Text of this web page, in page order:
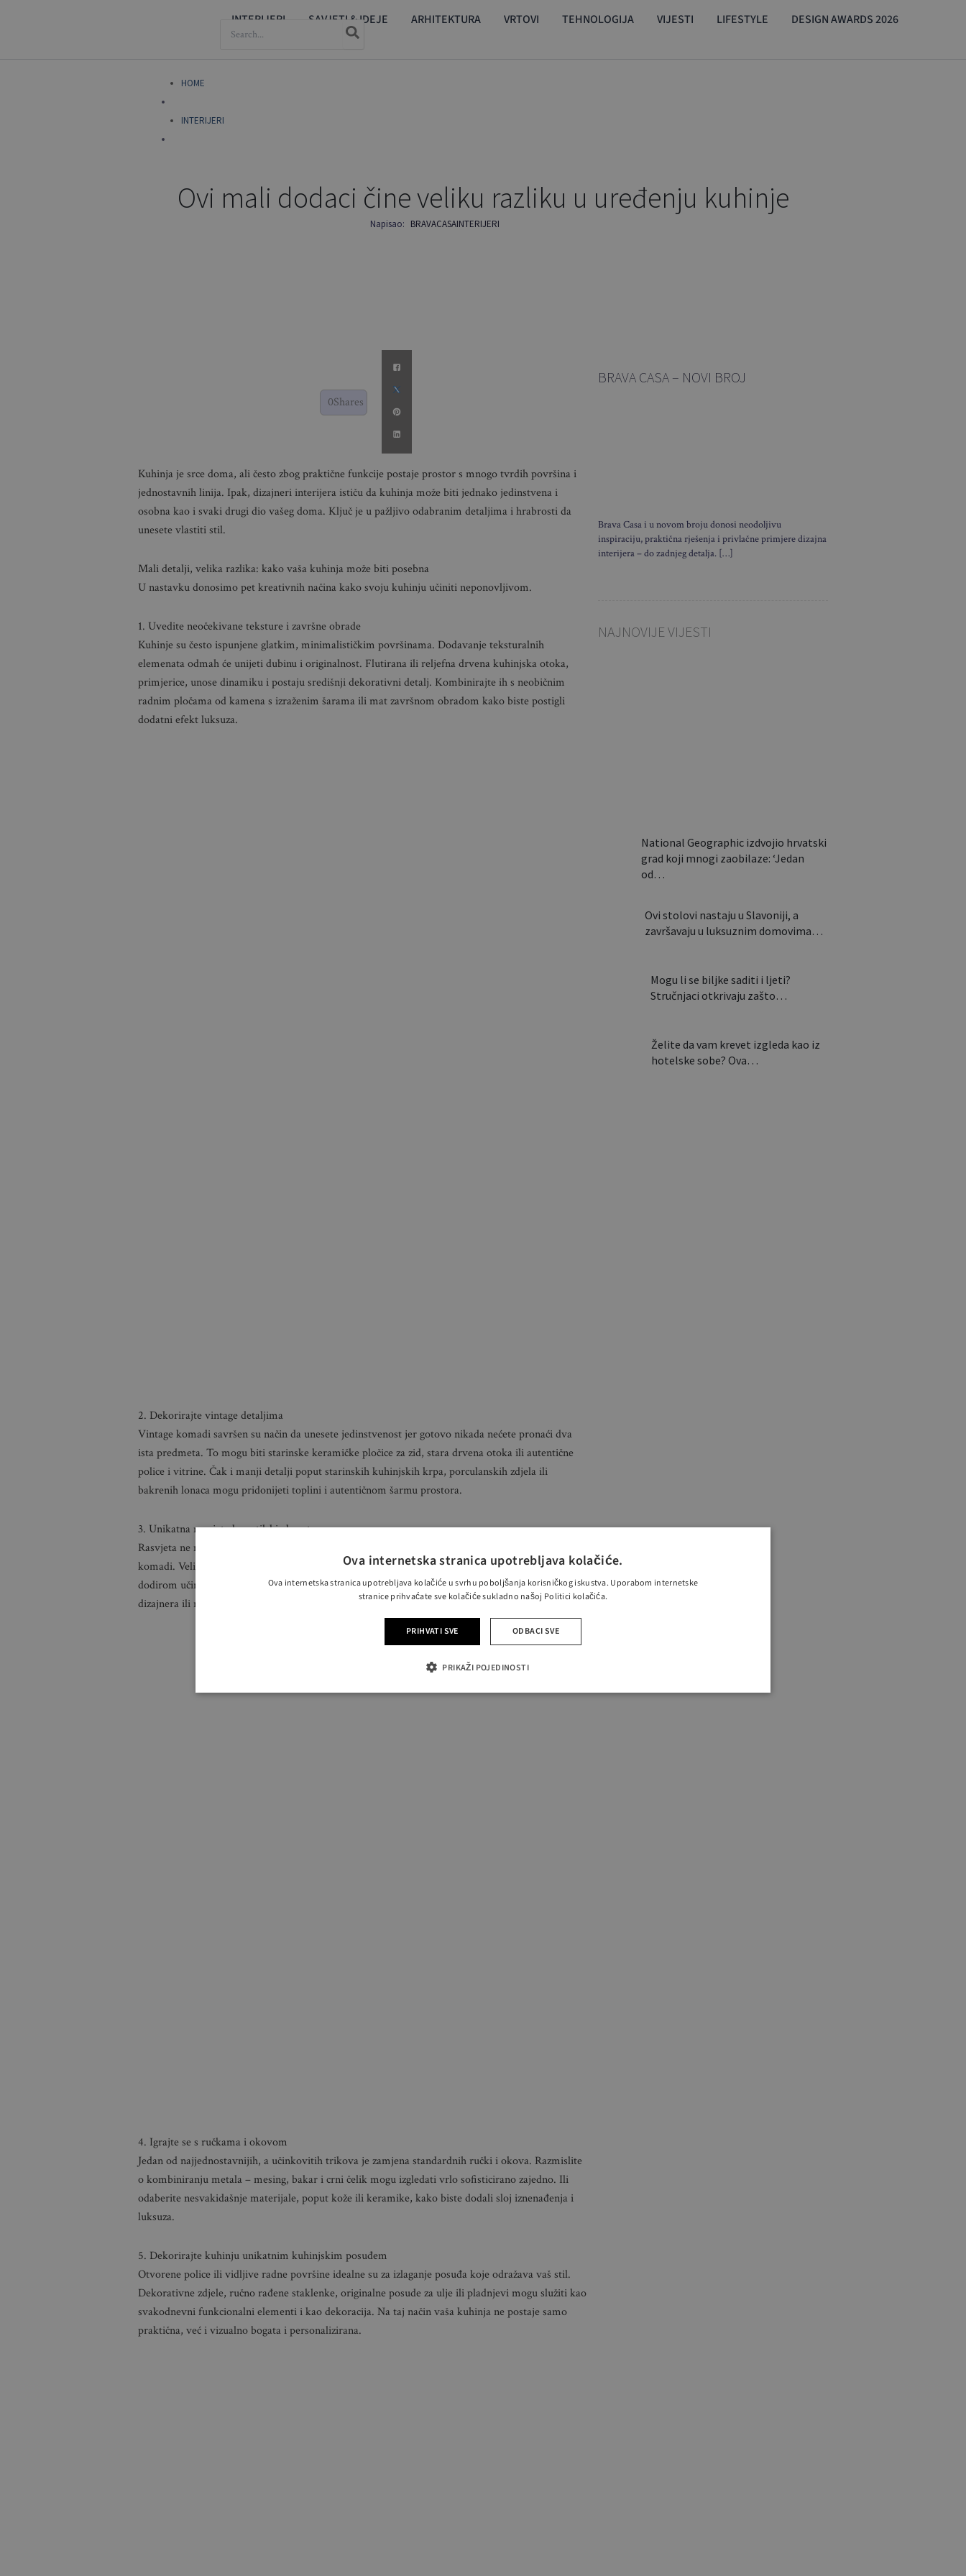
INTERIJERI SAVJETI & IDEJE ARHITEKTURA VRTOVI TEHNOLOGIJA VIJESTI LIFESTYLE DESIGN AWARDS 2026
FOR:
HOME
INTERIJERI
Ovi mali dodaci čine veliku razliku u uređenju kuhinje
Napisao: BRAVACASAINTERIJERI
0Shares
Kuhinja je srce doma, ali često zbog praktične funkcije postaje prostor s mnogo tvrdih površina i
jednostavnih linija. Ipak, dizajneri interijera ističu da kuhinja može biti jednako jedinstvena i
osobna kao i svaki drugi dio vašeg doma. Ključ je u pažljivo odabranim detaljima i hrabrosti da
unesete vlastiti stil.
Mali detalji, velika razlika: kako vaša kuhinja može biti posebna
U nastavku donosimo pet kreativnih načina kako svoju kuhinju učiniti neponovljivom.
1. Uvedite neočekivane teksture i završne obrade
Kuhinje su često ispunjene glatkim, minimalističkim površinama. Dodavanje teksturalnih
elemenata odmah će unijeti dubinu i originalnost. Flutirana ili reljefna drvena kuhinjska otoka,
primjerice, unose dinamiku i postaju središnji dekorativni detalj. Kombinirajte ih s neobičnim
radnim pločama od kamena s izraženim šarama ili mat završnom obradom kako biste postigli
dodatni efekt luksuza.
2. Dekorirajte vintage detaljima
Vintage komadi savršen su način da unesete jedinstvenost jer gotovo nikada nećete pronaći dva
ista predmeta. To mogu biti starinske keramičke pločice za zid, stara drvena otoka ili autentične
police i vitrine. Čak i manji detalji poput starinskih kuhinjskih krpa, porculanskih zdjela ili
bakrenih lonaca mogu pridonijeti toplini i autentičnom šarmu prostora.
3. Unikatna rasvjeta kao stilski akcent
Rasvjeta ne mora biti samo funkcionalna. Birajte lampe i lustere koji su ujedno dekorativni
komadi. Velike skulpturalne viseće lampe iznad kuhinjskog otoka ili zidne lampe s umjetničkim
dodirom učinit će prostor vizualno upečatljivijim. Dodatni plus je ako pronađete komade lokalnih
dizajnera ili ručno rađene lampe koje će biti prava mala umjetnička djela.
4. Igrajte se s ručkama i okovom
Jedan od najjednostavnijih, a učinkovitih trikova je zamjena standardnih ručki i okova. Razmislite
o kombiniranju metala – mesing, bakar i crni čelik mogu izgledati vrlo sofisticirano zajedno. Ili
odaberite nesvakidašnje materijale, poput kože ili keramike, kako biste dodali sloj iznenađenja i
luksuza.
5. Dekorirajte kuhinju unikatnim kuhinjskim posuđem
Otvorene police ili vidljive radne površine idealne su za izlaganje posuđa koje odražava vaš stil.
Dekorativne zdjele, ručno rađene staklenke, originalne posude za ulje ili pladnjevi mogu služiti kao
svakodnevni funkcionalni elementi i kao dekoracija. Na taj način vaša kuhinja ne postaje samo
praktična, već i vizualno bogata i personalizirana.
BRAVA CASA – NOVI BROJ
Brava Casa i u novom broju donosi neodoljivu
inspiraciju, praktična rješenja i privlačne primjere dizajna
interijera – do zadnjeg detalja. […]
NAJNOVIJE VIJESTI
National Geographic izdvojio hrvatski
grad koji mnogi zaobilaze: ‘Jedan
od…
Ovi stolovi nastaju u Slavoniji, a
završavaju u luksuznim domovima…
Mogu li se biljke saditi i ljeti?
Stručnjaci otkrivaju zašto…
Želite da vam krevet izgleda kao iz
hotelske sobe? Ova…
Ova internetska stranica upotrebljava kolačiće.
Ova internetska stranica upotrebljava kolačiće u svrhu poboljšanja korisničkog iskustva. Uporabom internetske
stranice prihvaćate sve kolačiće sukladno našoj Politici kolačića.
PRIHVATI SVE ODBACI SVE
PRIKAŽI POJEDINOSTI